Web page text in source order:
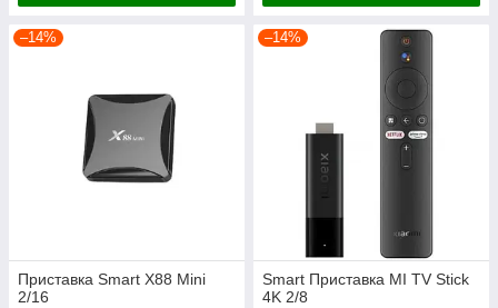
–14%
Приставка Smart X88 Mini
2/16
–14%
Smart Приставка MI TV Stick
4K 2/8